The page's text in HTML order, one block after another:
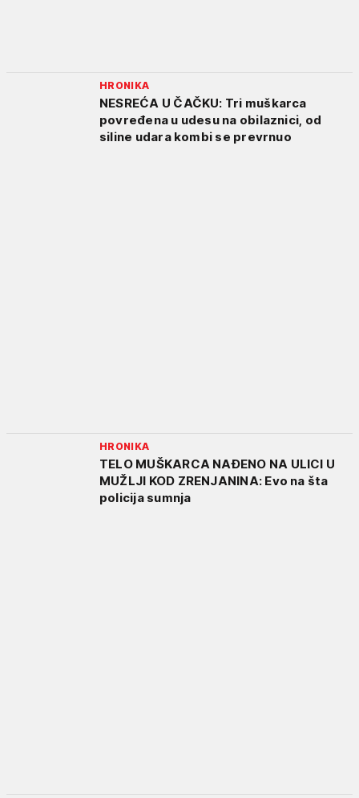
HRONIKA
NESREĆA U ČAČKU: Tri muškarca
povređena u udesu na obilaznici, od
siline udara kombi se prevrnuo
HRONIKA
TELO MUŠKARCA NAĐENO NA ULICI U
MUŽLJI KOD ZRENJANINA: Evo na šta
policija sumnja